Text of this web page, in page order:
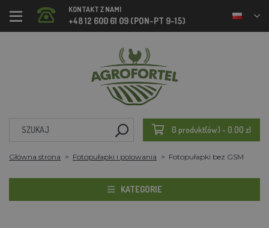
KONTAKT Z NAMI
+48 12 600 61 09 (PON-PT 9-15)
0 produkt(ów) - 0.00 zl
Główna strona Fotopułapki i polowania Fotopułapki bez GSM
KATEGORIE